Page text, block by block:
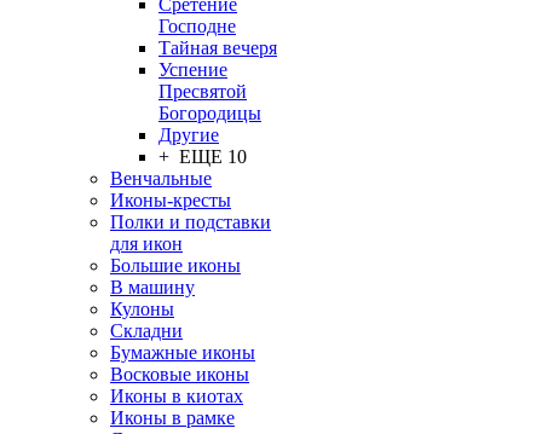
Сретение
Господне
Тайная вечеря
Успение
Пресвятой
Богородицы
Другие
+ ЕЩЕ 10
Венчальные
Иконы-кресты
Полки и подставки
для икон
Большие иконы
В машину
Кулоны
Складни
Бумажные иконы
Восковые иконы
Иконы в киотах
Иконы в рамке